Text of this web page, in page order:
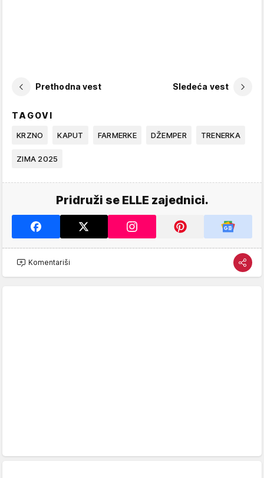
Prethodna vest Sledeća vest
TAGOVI
KRZNO KAPUT FARMERKE DŽEMPER TRENERKA
ZIMA 2025
Pridruži se ELLE zajednici.
Komentariši